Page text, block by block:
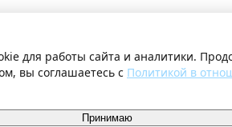
для работы сайта и аналитики.
вы соглашаетесь с Политикой в
Принимаю